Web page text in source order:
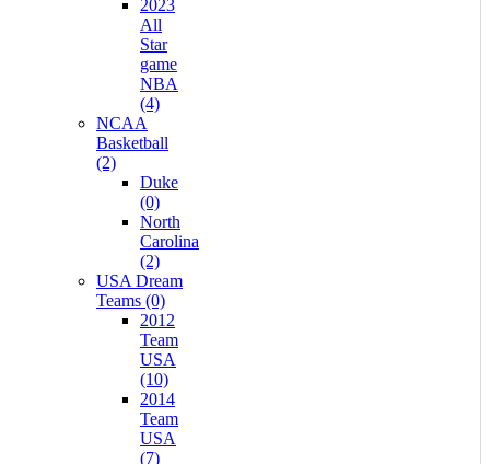
2023
All
Star
game
NBA
(4)
NCAA
Basketball
(2)
Duke
(0)
North
Carolina
(2)
USA Dream
Teams (0)
2012
Team
USA
(10)
2014
Team
USA
(7)